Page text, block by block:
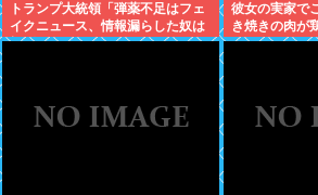
トランプ大統領「弾薬不足はフェ
イクニュース、情報漏らした奴は
極刑」
彼女の実家で
き焼きの肉が